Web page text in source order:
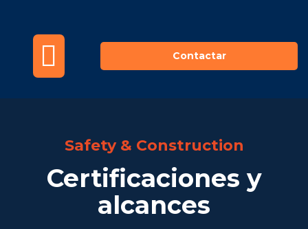
Contactar
Safety & Construction
Certificaciones y
alcances